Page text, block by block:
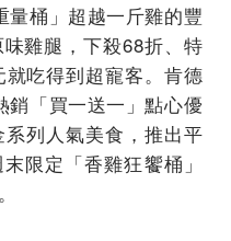
量桶」超越一斤雞的豐
雞腿，下殺68折、特
吃得到超寵客。肯德
銷「買一送一」點心優
列人氣美食，推出平
限定「香雞狂饗桶」